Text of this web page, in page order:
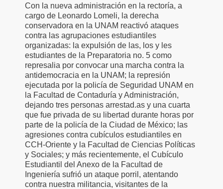
Con la nueva administración en la rectoría, a
cargo de Leonardo Lomeli, la derecha
conservadora en la UNAM reactivó ataques
contra las agrupaciones estudiantiles
organizadas: la expulsión de las, los y les
estudiantes de la Preparatoria no. 5 como
represalia por convocar una marcha contra la
antidemocracia en la UNAM; la represión
ejecutada por la policía de Seguridad UNAM en
la Facultad de Contaduría y Administración,
dejando tres personas arrestad.as y una cuarta
que fue privada de su libertad durante horas por
parte de la policía de la Ciudad de México; las
agresiones contra cubículos estudiantiles en
CCH-Oriente y la Facultad de Ciencias Políticas
y Sociales; y más recientemente, el Cubículo
Estudiantil del Anexo de la Facultad de
Ingeniería sufrió un ataque porril, atentando
contra nuestra militancia, visitantes de la